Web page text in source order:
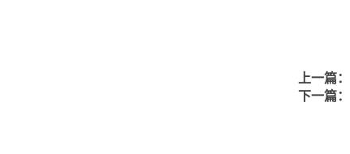
上一篇：
下一篇：